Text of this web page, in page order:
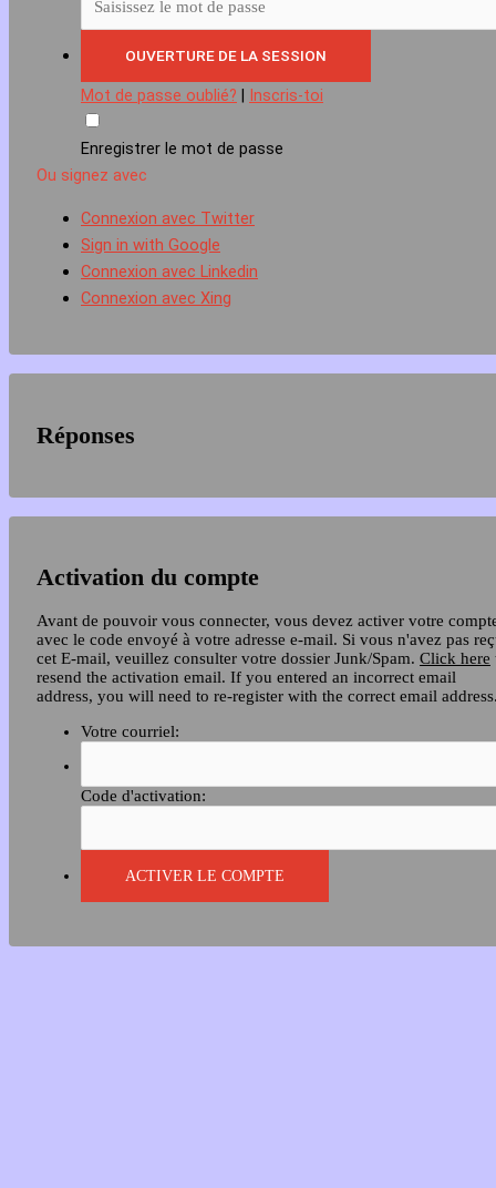
Mot de passe oublié? Inscris-toi
Enregistrer le mot de passe
Ou signez avec
Connexion avec Twitter
Sign in with Google
Connexion avec Linkedin
Connexion avec Xing
Réponses
Activation du compte
Avant de pouvoir vous connecter, vous devez activer votre
avec le code envoyé à votre adresse e-mail. Si vous n'avez pas
cet E-mail, veuillez consulter votre dossier Junk/Spam. Click here
resend the activation email. If you entered an incorrect email
address, you will need to re-register with the correct email
Votre courriel:
Code d'activation: